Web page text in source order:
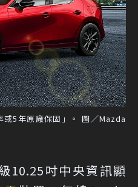
5年原廠保固」。 圖／Mazda
10.25吋中央資訊顯